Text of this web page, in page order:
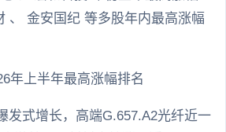
、 金安国纪 等多股年内最高涨幅
年上半年最高涨幅排名
发式增长，高端G.657.A2光纤近一